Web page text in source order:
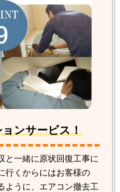
ンサービス！
と一緒に原状回復工事に
行くからにはお客様の
ように、エアコン撤去工